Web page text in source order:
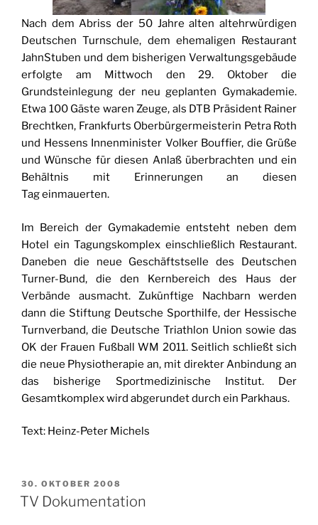
Nach dem Abriss der 50 Jahre alten altehrwürdigen
Deutschen Turnschule, dem ehemaligen Restaurant
JahnStuben und dem bisherigen Verwaltungsgebäude
erfolgte am Mittwoch den 29. Oktober die
Grundsteinlegung der neu geplanten Gymakademie.
Etwa 100 Gäste waren Zeuge, als DTB Präsident Rainer
Brechtken, Frankfurts Oberbürgermeisterin Petra Roth
und Hessens Innenminister Volker Bouffier, die Grüße
und Wünsche für diesen Anlaß überbrachten und ein
Behältnis mit Erinnerungen an diesen
Tag einmauerten.
Im Bereich der Gymakademie entsteht neben dem
Hotel ein Tagungskomplex einschließlich Restaurant.
Daneben die neue Geschäftstselle des Deutschen
Turner-Bund, die den Kernbereich des Haus der
Verbände ausmacht. Zukünftige Nachbarn werden
dann die Stiftung Deutsche Sporthilfe, der Hessische
Turnverband, die Deutsche Triathlon Union sowie das
OK der Frauen Fußball WM 2011. Seitlich schließt sich
die neue Physiotherapie an, mit direkter Anbindung an
das bisherige Sportmedizinische Institut. Der
Gesamtkomplex wird abgerundet durch ein Parkhaus.
Text: Heinz-Peter Michels
VERÖFFENTLICHT
AM
30. OKTOBER 2008
TV Dokumentation